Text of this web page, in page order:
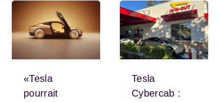
«Tesla
pourrait
Tesla
Cybercab :